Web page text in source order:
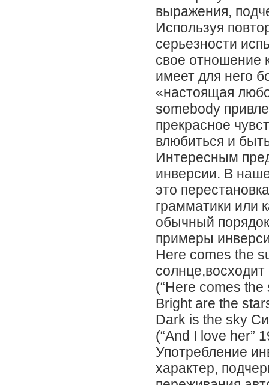
выражения,
Используя
серьезности
свое отношение
имеет для него
«настоящая
somebody
прекрасное
влюбиться и
Интересным
инверсии. В
это
грамматики или
обычный
примеры
Here comes the
(“Here comes the
Bright are the
Dark is the sky
(“And I love her”
Употребление
характер,